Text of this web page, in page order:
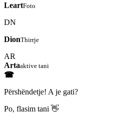
LeartFoto
DN
DionThirrje
AR
Artaaktive tani
☎
Përshëndetje! A je gati?
Po, flasim tani 👋